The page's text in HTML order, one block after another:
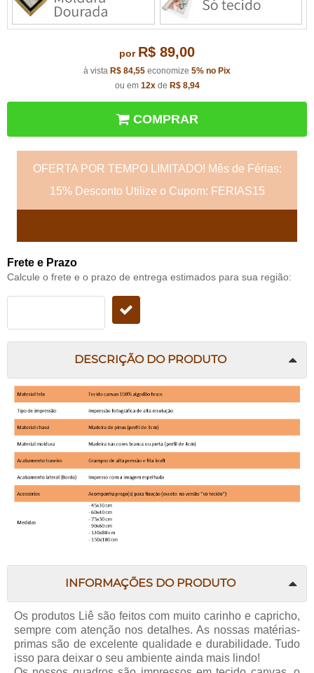
por R$ 89,00
à vista R$ 84,55 economize 5% no Pix
ou em 12xde R$ 8,94
COMPRAR
OFERTA POR TEMPO LIMITADO! Mês de Férias:
15% Desconto Utilize o Cupom: FERIAS15
Frete e Prazo
Calcule o frete e o prazo de entrega estimados para sua região:
DESCRIÇÃO DO PRODUTO
INFORMAÇÕES DO PRODUTO
Os produtos Liê são feitos com muito carinho e capricho,
sempre com atenção nos detalhes. As nossas matérias-
primas são de excelente qualidade e durabilidade. Tudo
isso para deixar o seu ambiente ainda mais lindo!